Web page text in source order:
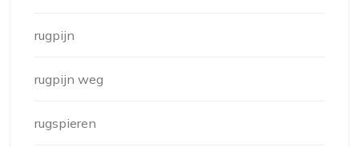
rugpijn
rugpijn weg
rugspieren